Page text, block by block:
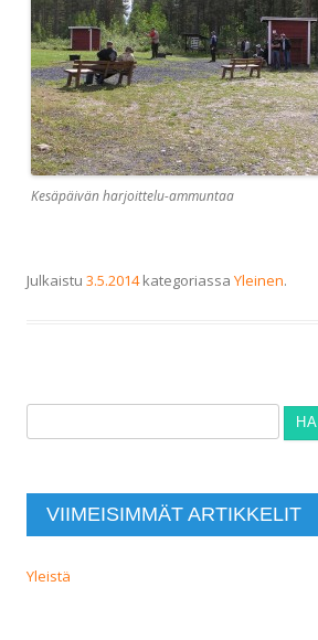
Kesäpäivän harjoittelu-ammuntaa
Julkaistu 3.5.2014kategoriassa Yleinen.
VIIMEISIMMÄT ARTIKKELIT
Yleistä